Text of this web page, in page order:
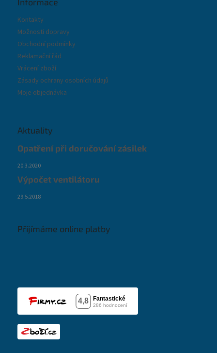
Kontakty
Možnosti dopravy
Obchodní podmínky
Reklamační řád
Vrácení zboží
Zásady ochrany osobních údajů
Moje objednávka
Aktuality
Opatření při doručování zásilek
20.3.2020
Výpočet ventilátoru
29.5.2018
Přijímáme online platby